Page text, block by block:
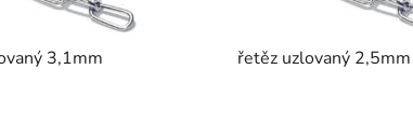
3,1mm řetěz uzlovaný 2,5mm